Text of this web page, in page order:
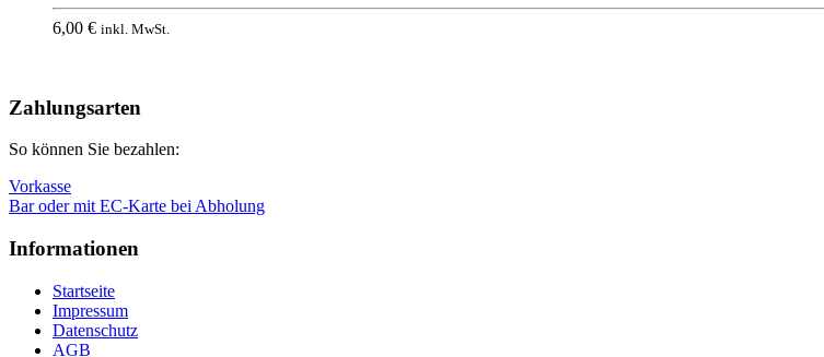
6,00 € inkl. MwSt.
oben
Zahlungsarten
So können Sie bezahlen:
Vorkasse
Bar oder mit EC-Karte bei Abholung
Informationen
Startseite
Impressum
Datenschutz
AGB